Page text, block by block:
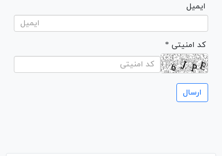
ایمیل
* کد امنیتی